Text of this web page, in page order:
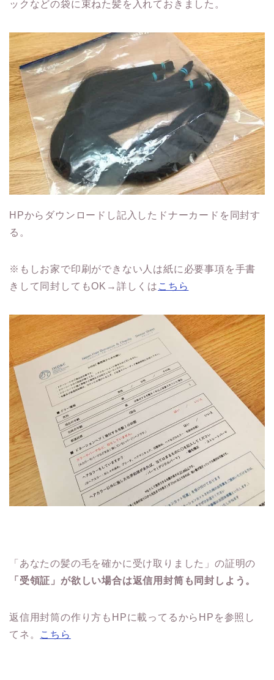
ックなどの袋に束ねた髪を入れておきました。
HPからダウンロードし記入したドナーカードを同封す
る。
※もしお家で印刷ができない人は紙に必要事項を手書
きして同封してもOK→詳しくは こちら
「あなたの髪の毛を確かに受け取りました」の証明の
「受領証」が欲しい場合は返信用封筒も同封しよう。
返信用封筒の作り方もHPに載ってるからHPを参照し
てネ。 こちら